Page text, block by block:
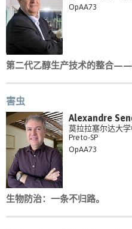
OpAA73
第二代乙醇生产技术的整合
害虫
Alexandre
莫拉拉塞尔达大
Preto-SP
OpAA73
生物防治：一条不归路。